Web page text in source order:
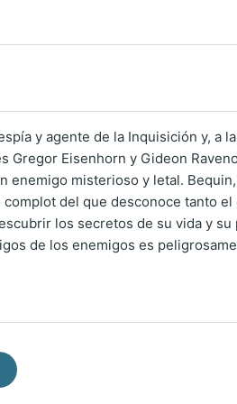
y agente de la Inquisición y, a
Gregor Eisenhorn y Gideon
enemigo misterioso y letal.
del que desconoce tanto el
los secretos de su vida y su
de los enemigos es